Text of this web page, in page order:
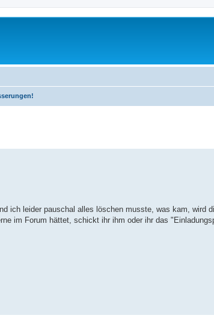
ich leider pauschal alles löschen musste, was kam, wird
im Forum hättet, schickt ihr ihm oder ihr das